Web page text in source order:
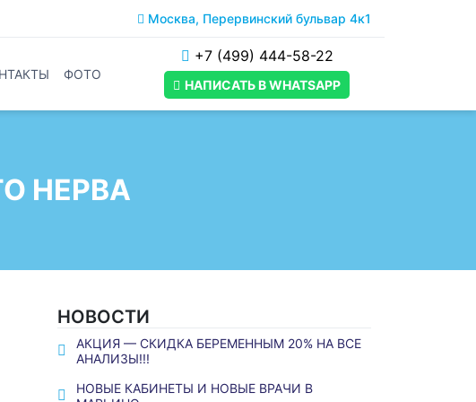
Москва, Перервинский бульвар 4к1
ФОТО
+7 (499) 444-58-22
НАПИСАТЬ В WHATSAPP
НЕРВА
НОВОСТИ
АКЦИЯ — СКИДКА БЕРЕМЕННЫМ 20% НА ВСЕ
АНАЛИЗЫ!!!
НОВЫЕ КАБИНЕТЫ И НОВЫЕ ВРАЧИ В